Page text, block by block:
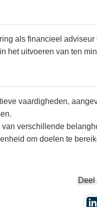
als financieel
het uitvoeren van ten
vaardigheden,
verschillende
om doelen te
Deel